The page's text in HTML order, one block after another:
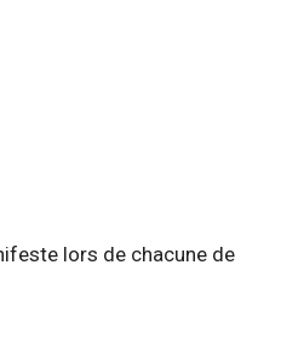
lors de chacune de